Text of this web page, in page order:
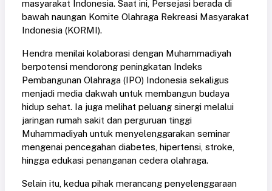
masyarakat Indonesia. Saat ini, Persejasi berada di
bawah naungan Komite Olahraga Rekreasi Masyarakat
Indonesia (KORMI).
Hendra menilai kolaborasi dengan Muhammadiyah
berpotensi mendorong peningkatan Indeks
Pembangunan Olahraga (IPO) Indonesia sekaligus
menjadi media dakwah untuk membangun budaya
hidup sehat. Ia juga melihat peluang sinergi melalui
jaringan rumah sakit dan perguruan tinggi
Muhammadiyah untuk menyelenggarakan seminar
mengenai pencegahan diabetes, hipertensi, stroke,
hingga edukasi penanganan cedera olahraga.
Selain itu, kedua pihak merancang penyelenggaraan